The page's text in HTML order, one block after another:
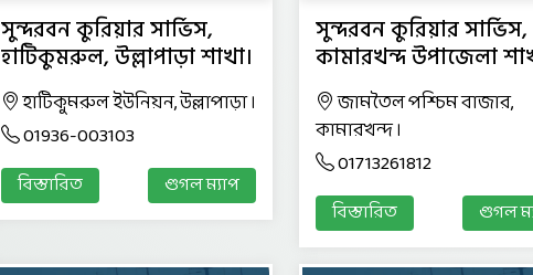
সুন্দরবন কুরিয়ার সার্ভিস,
হাটিকুমরুল, উল্লাপাড়া শাখা।
হাটিকুমরুল ইউনিয়ন, উল্লাপাড়া ।
01936-003103
বিস্তারিত গুগল ম্যাপ
সুন্দরবন কুরিয়ার সার্ভিস,
কামারখন্দ উপাজেলা
জামতৈল পশ্চিম বাজার,
কামারখন্দ ।
01713261812
বিস্তারিত গুগল